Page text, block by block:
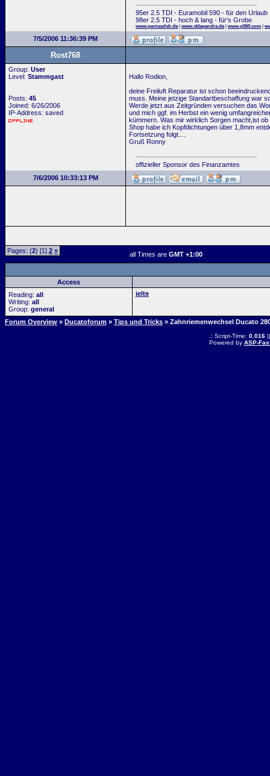
95er 2.5 TDI - Euramobil 590 - für den Urlaub
98er 2.5 TDI - hoch & lang - für's Grobe
www.pentaxdslr.de www.sklapendra.de www.g560.com
7/5/2006 11:36:39 PM
Rost768
Group: User
Level: Stammgast
Posts: 45
Joined: 6/26/2006
IP-Address: saved
Hallo Rodion,
deine Freiluft Reparatur ist schon
muss. Meine jetzige Standartbeschaffung war
Werde jetzt aus Zeitgründen versuchen das
und mich ggf. im Herbst ein wenig
kümmern. Was mir wirklich Sorgen macht,ist
Shop habe ich Kopfdichtungen über 1,8mm
Fortsetzung folgt....
Gruß Ronny
offizieller Sponsor des Finanzamtes
7/6/2006 10:33:13 PM
Pages: (2) [1] 2 » all Times are GMT +1:00
Access
Reading: all
Writing: all
Group: general
jelte
Forum Overview » Ducatoforum » Tips und Tricks » Zahnriemenwechsel Ducato
.: Script-Time: 0.016||
Powered by ASP-